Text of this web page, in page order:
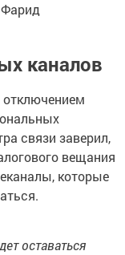
Фарид
каналов
отключением
связи заверил,
вещания
которые
оставаться